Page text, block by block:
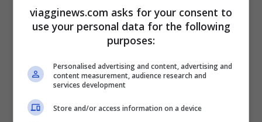
condiviso per un certo periodo la nursery
con Goccia e Naù, oggi nuota in vasca con
papà Robin, nell’attesa di integrarsi con
tutto il gruppo sociale e fare il suo ingresso
nella vasca principale del Padiglione. Indy
è molto curioso e indipendente e comincia,
viagginews.com asks for your consent to
use your personal data for the following
purposes:
Personalised advertising and content, advertising and
content measurement, audience research and
services development
Store and/or access information on a device